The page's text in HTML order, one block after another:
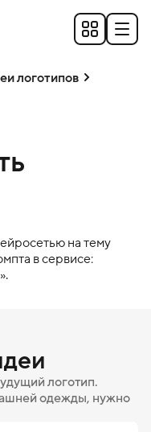
логотипов
на тему
в сервисе:
логотип.
одежды, нужно